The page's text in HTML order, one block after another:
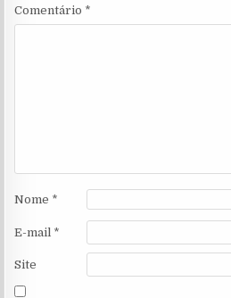
Comentário *
Nome *
E-mail *
Site